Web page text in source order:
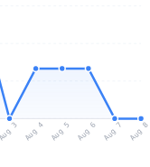
Aug 3 Aug 4 Aug 5 Aug 6 Aug 7 Aug 8